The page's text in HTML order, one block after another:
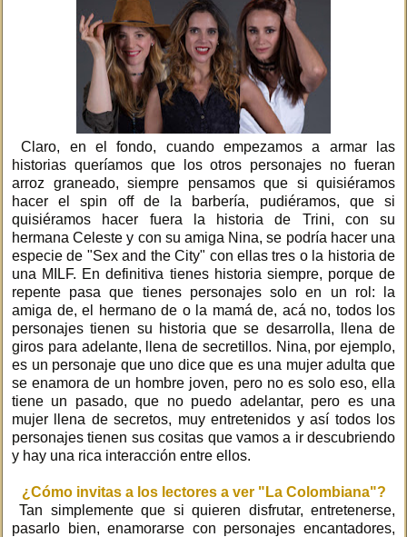
Claro, en el fondo, cuando empezamos a armar las
historias queríamos que los otros personajes no fueran
arroz graneado, siempre pensamos que si quisiéramos
hacer el spin off de la barbería, pudiéramos, que si
quisiéramos hacer fuera la historia de Trini, con su
hermana Celeste y con su amiga Nina, se podría hacer una
especie de "Sex and the City" con ellas tres o la historia de
una MILF. En definitiva tienes historia siempre, porque de
repente pasa que tienes personajes solo en un rol: la
amiga de, el hermano de o la mamá de, acá no, todos los
personajes tienen su historia que se desarrolla, llena de
giros para adelante, llena de secretillos. Nina, por ejemplo,
es un personaje que uno dice que es una mujer adulta que
se enamora de un hombre joven, pero no es solo eso, ella
tiene un pasado, que no puedo adelantar, pero es una
mujer llena de secretos, muy entretenidos y así todos los
personajes tienen sus cositas que vamos a ir descubriendo
y hay una rica interacción entre ellos.
¿Cómo invitas a los lectores a ver "La Colombiana"?
Tan simplemente que si quieren disfrutar, entretenerse,
pasarlo bien, enamorarse con personajes encantadores,